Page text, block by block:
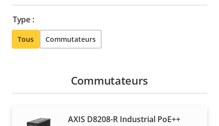
Type :
Tous Commutateurs
Commutateurs
AXIS D8208-R Industrial PoE++